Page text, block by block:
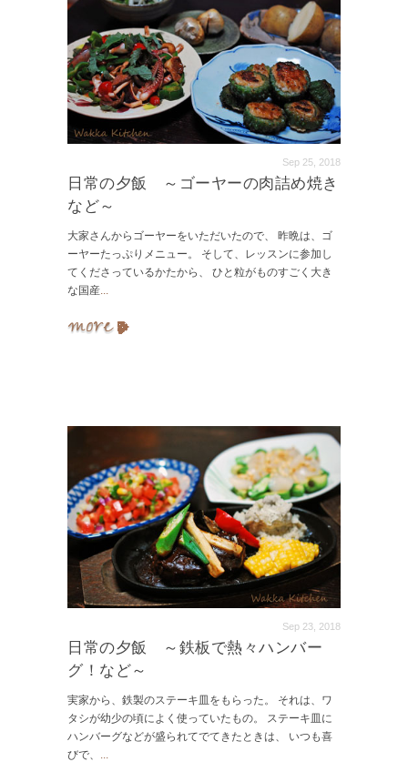
Sep 25, 2018
日常の夕飯 ～ゴーヤーの肉詰め焼き
など～
大家さんからゴーヤーをいただいたので、 昨晩は、ゴ
ーヤーたっぷりメニュー。 そして、レッスンに参加し
てくださっているかたから、 ひと粒がものすごく大き
な国産...
Sep 23, 2018
日常の夕飯 ～鉄板で熱々ハンバー
グ！など～
実家から、鉄製のステーキ皿をもらった。 それは、ワ
タシが幼少の頃によく使っていたもの。 ステーキ皿に
ハンバーグなどが盛られてでてきたときは、 いつも喜
びで、 ...